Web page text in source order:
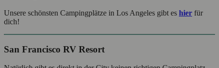
Unsere schönsten Campingplätze in Los Angeles gibt es hier für
dich!
San Francisco RV Resort